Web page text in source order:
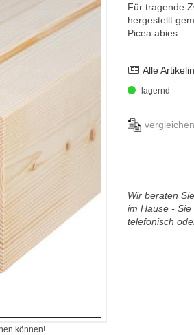
können!
Für tragende
hergestellt
Picea abies
Alle
lagernd
vergleichen
Wir beraten
im Hause -
telefonisch